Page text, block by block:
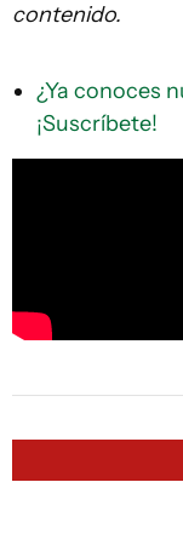
contenido.
¿Ya conoces
¡Suscríbete!